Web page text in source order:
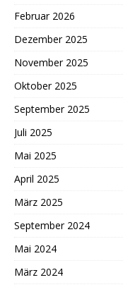
Februar 2026
Dezember 2025
November 2025
Oktober 2025
September 2025
Juli 2025
Mai 2025
April 2025
März 2025
September 2024
Mai 2024
März 2024